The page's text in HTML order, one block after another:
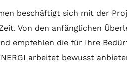
beschäftigt sich mit der
Von den anfänglichen
empfehlen die für Ihre
arbeitet bewusst